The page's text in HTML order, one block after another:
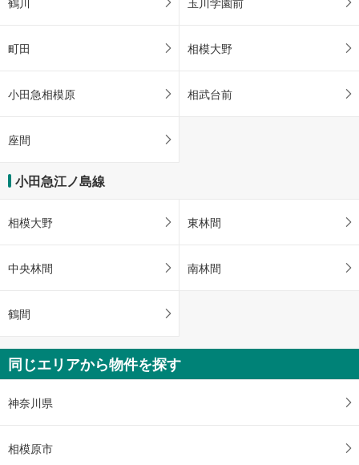
町田 相模大野
小田急相模原 相武台前
座間
小田急江ノ島線
相模大野 東林間
中央林間 南林間
鶴間
同じエリアから物件を探す
神奈川県
相模原市